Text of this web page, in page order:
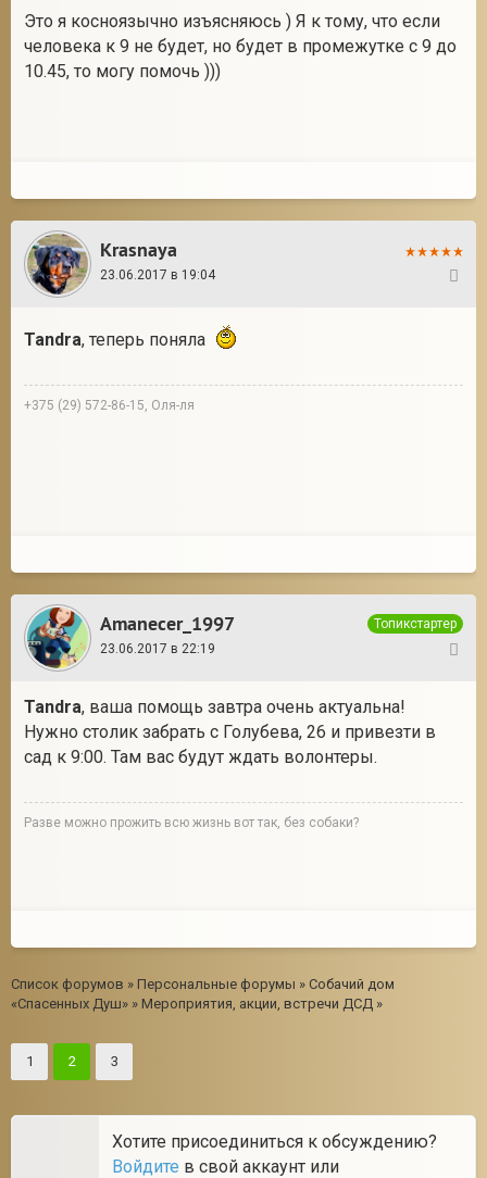
Это я косноязычно изъясняюсь ) Я к тому, что если
человека к 9 не будет, но будет в промежутке с 9 до
10.45, то могу помочь )))
Krasnaya
23.06.2017 в 19:04
Tandra, теперь поняла
+375 (29) 572-86-15, Оля-ля
Amanecer_1997
Топикстартер
23.06.2017 в 22:19
Tandra, ваша помощь завтра очень актуальна!
Нужно столик забрать с Голубева, 26 и привезти в
сад к 9:00. Там вас будут ждать волонтеры.
Разве можно прожить всю жизнь вот так, без собаки?
Список форумов » Персональные форумы » Собачий дом
«Спасенных Душ» » Мероприятия, акции, встречи ДСД »
1 2 3
Хотите присоединиться к обсуждению?
Войдите в свой аккаунт или